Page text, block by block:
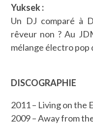
Yuksek :
Un DJ comparé à
rêveur non ? Au
mélange électro pop
DISCOGRAPHIE
2011 – Living on the
2009 – Away from